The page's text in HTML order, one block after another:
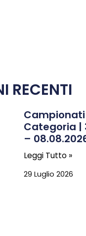
RECENTI
Categoria |
–
Leggi Tutto »
29 Luglio 2026